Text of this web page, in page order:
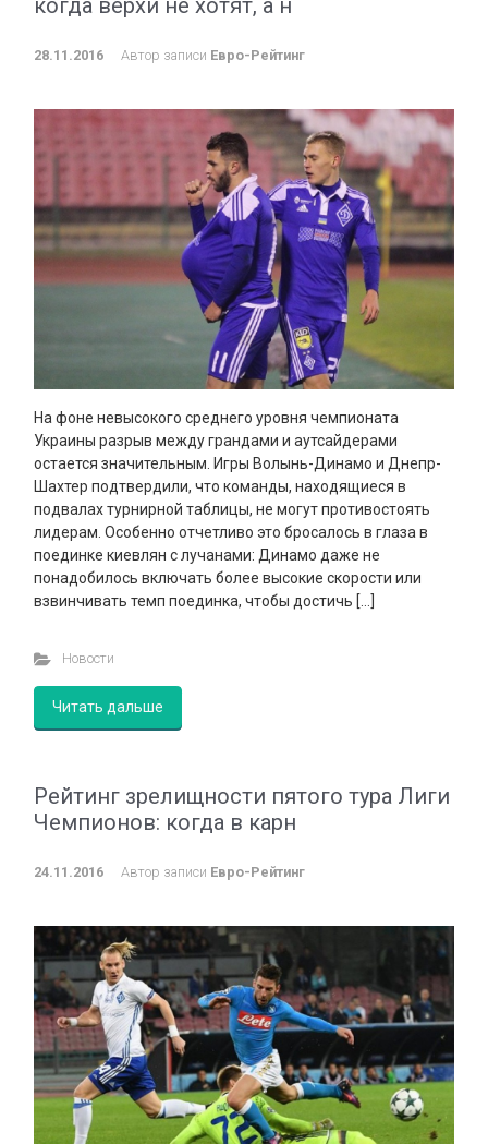
когда верхи не хотят, а н
28.11.2016 Автор записи Евро-Рейтинг
На фоне невысокого среднего уровня чемпионата
Украины разрыв между грандами и аутсайдерами
остается значительным. Игры Волынь-Динамо и Днепр-
Шахтер подтвердили, что команды, находящиеся в
подвалах турнирной таблицы, не могут противостоять
лидерам. Особенно отчетливо это бросалось в глаза в
поединке киевлян с лучанами: Динамо даже не
понадобилось включать более высокие скорости или
взвинчивать темп поединка, чтобы достичь […]
Новости
Читать дальше
Рейтинг зрелищности пятого тура Лиги
Чемпионов: когда в карн
24.11.2016 Автор записи Евро-Рейтинг